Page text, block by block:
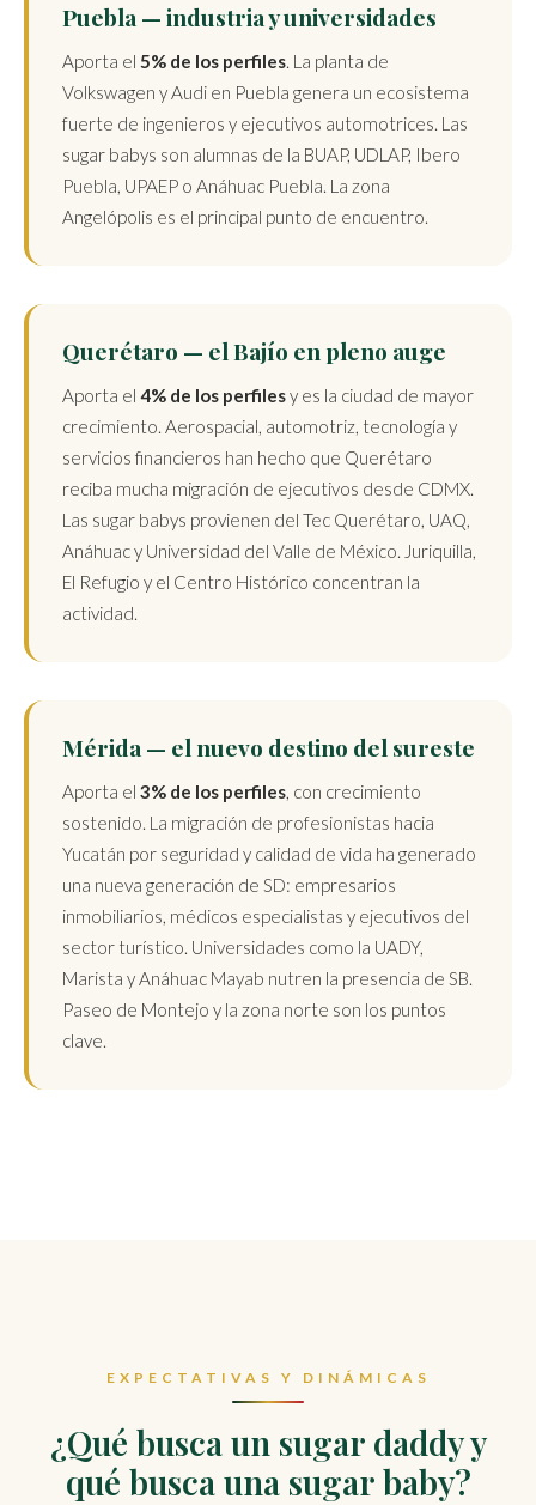
Puebla — industria y universidades
Aporta el 5% de los perfiles. La planta de
Volkswagen y Audi en Puebla genera un ecosistema
fuerte de ingenieros y ejecutivos automotrices. Las
sugar babys son alumnas de la BUAP, UDLAP, Ibero
Puebla, UPAEP o Anáhuac Puebla. La zona
Angelópolis es el principal punto de encuentro.
Querétaro — el Bajío en pleno auge
Aporta el 4% de los perfilesy es la ciudad de mayor
crecimiento. Aerospacial, automotriz, tecnología y
servicios financieros han hecho que Querétaro
reciba mucha migración de ejecutivos desde CDMX.
Las sugar babys provienen del Tec Querétaro, UAQ,
Anáhuac y Universidad del Valle de México. Juriquilla,
El Refugio y el Centro Histórico concentran la
actividad.
Mérida — el nuevo destino del sureste
Aporta el 3% de los perfiles, con crecimiento
sostenido. La migración de profesionistas hacia
Yucatán por seguridad y calidad de vida ha generado
una nueva generación de SD: empresarios
inmobiliarios, médicos especialistas y ejecutivos del
sector turístico. Universidades como la UADY,
Marista y Anáhuac Mayab nutren la presencia de SB.
Paseo de Montejo y la zona norte son los puntos
clave.
EXPECTATIVAS Y DINÁMICAS
¿Qué busca un sugar daddy y
qué busca una sugar baby?